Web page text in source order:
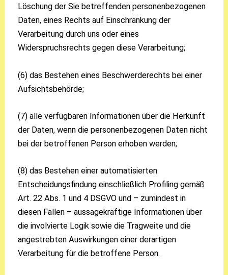
Löschung der Sie betreffenden personenbezogenen
Daten, eines Rechts auf Einschränkung der
Verarbeitung durch uns oder eines
Widerspruchsrechts gegen diese Verarbeitung;
(6) das Bestehen eines Beschwerderechts bei einer
Aufsichtsbehörde;
(7) alle verfügbaren Informationen über die Herkunft
der Daten, wenn die personenbezogenen Daten nicht
bei der betroffenen Person erhoben werden;
(8) das Bestehen einer automatisierten
Entscheidungsfindung einschließlich Profiling gemäß
Art. 22 Abs. 1 und 4 DSGVO und – zumindest in
diesen Fällen – aussagekräftige Informationen über
die involvierte Logik sowie die Tragweite und die
angestrebten Auswirkungen einer derartigen
Verarbeitung für die betroffene Person.